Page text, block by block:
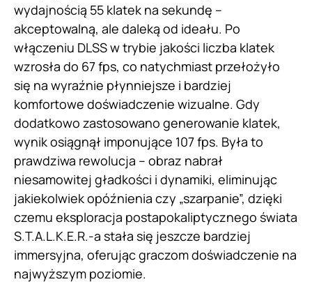
wydajnością 55 klatek na sekundę –
akceptowalną, ale daleką od ideału. Po
włączeniu DLSS w trybie jakości liczba klatek
wzrosła do 67 fps, co natychmiast przełożyło
się na wyraźnie płynniejsze i bardziej
komfortowe doświadczenie wizualne. Gdy
dodatkowo zastosowano generowanie klatek,
wynik osiągnął imponujące 107 fps. Była to
prawdziwa rewolucja – obraz nabrał
niesamowitej gładkości i dynamiki, eliminując
jakiekolwiek opóźnienia czy „szarpanie”, dzięki
czemu eksploracja postapokaliptycznego świata
S.T.A.L.K.E.R.-a stała się jeszcze bardziej
immersyjna, oferując graczom doświadczenie na
najwyższym poziomie.